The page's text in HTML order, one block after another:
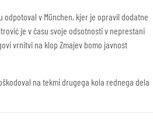
v München, kjer je opravil dodatne
je v času svoje odsotnosti v neprestani
vrnitvi na klop Zmajev bomo javnost
na tekmi drugega kola rednega dela